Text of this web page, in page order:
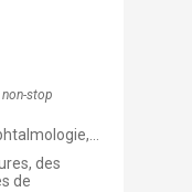
stop
Opticien
des
de